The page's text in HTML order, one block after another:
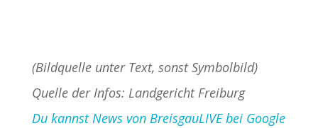
(Bildquelle unter Text, sonst Symbolbild)
Quelle der Infos: Landgericht Freiburg
Du kannst News von BreisgauLIVE bei Google